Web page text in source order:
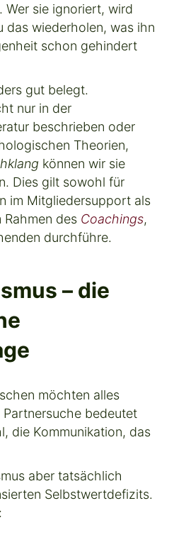
Wer sie ignoriert, wird
das wiederholen, was ihn
schon gehindert
gut belegt.
nur in der
beschrieben oder
Theorien,
können wir sie
Dies gilt sowohl für
im Mitgliedersupport als
des Coachings,
durchführe.
– die
möchten alles
bedeutet
die Kommunikation, das
aber tatsächlich
Selbstwertdefizits.